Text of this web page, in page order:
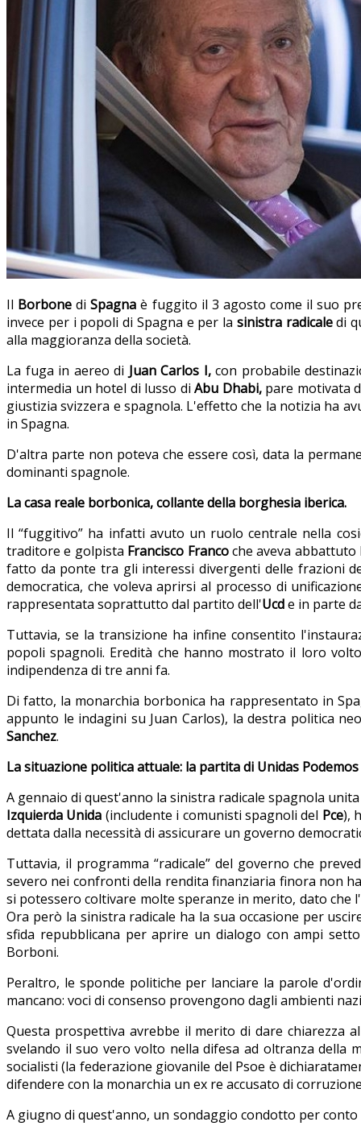
Il Borbone diSpagna è fuggito il 3 agosto come il suo
invece per i popoli di Spagna e per la sinistra radicaledi
alla maggioranza della società.
La fuga in aereo di Juan Carlos I,con probabile
intermedia un hotel di lusso di Abu Dhabi,pare motivata
giustizia svizzera e spagnola. L'effetto che la notizia ha
in Spagna.
D'altra parte non poteva che essere così, data la
dominanti spagnole.
La casa reale borbonica, collante della borghesia iberica.
Il “fuggitivo” ha infatti avuto un ruolo centrale nella
traditore e golpista Francisco Francoche aveva abbattuto
fatto da ponte tra gli interessi divergenti delle frazioni
democratica, che voleva aprirsi al processo di
rappresentata soprattutto dal partito dell'Ucde in parte
Tuttavia, se la transizione ha infine consentito
popoli spagnoli. Eredità che hanno mostrato il loro
indipendenza di tre anni fa.
Di fatto, la monarchia borbonica ha rappresentato in
appunto le indagini su Juan Carlos), la destra politica
Sanchez.
La situazione politica attuale: la partita di Unidas
A gennaio di quest'anno la sinistra radicale spagnola
Izquierda Unida (includente i comunisti spagnoli del Pce),
dettata dalla necessità di assicurare un governo
Tuttavia, il programma “radicale” del governo che
severo nei confronti della rendita finanziaria finora non
si potessero coltivare molte speranze in merito, dato che
Ora però la sinistra radicale ha la sua occasione per
sfida repubblicana per aprire un dialogo con ampi
Borboni.
Peraltro, le sponde politiche per lanciare la parole
mancano: voci di consenso provengono dagli ambienti
Questa prospettiva avrebbe il merito di dare chiarezza
svelando il suo vero volto nella difesa ad oltranza
socialisti (la federazione giovanile del Psoe è
difendere con la monarchia un ex re accusato di
A giugno di quest'anno, un sondaggio condotto per